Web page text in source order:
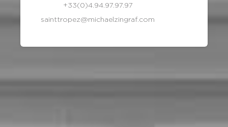
+33(0)4.94.97.97.97
sainttropez@michaelzingraf.com